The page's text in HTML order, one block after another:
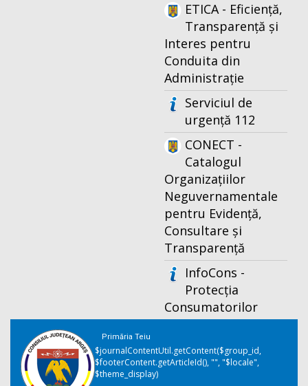
ETICA - Eficiență,
Transparență și
Interes pentru
Conduita din
Administrație
Serviciul de
urgență 112
CONECT -
Catalogul
Organizațiilor
Neguvernamentale
pentru Evidență,
Consultare și
Transparență
InfoCons -
Protecția
Consumatorilor
Primăria Teiu
$journalContentUtil.getContent($group_id,
$footerContent.getArticleId(), "", "$locale",
$theme_display)